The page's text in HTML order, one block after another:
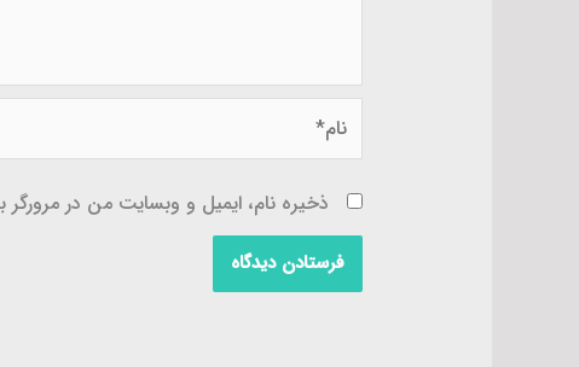
نام*
ذخیره نام، ایمیل و وبسایت من در